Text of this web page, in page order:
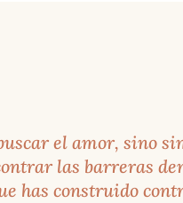
el amor, sino
las barreras
has construido